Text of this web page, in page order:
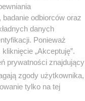
odbiorców oraz
danych
Ponieważ
„Akceptuję”.
prywatności znajdujący
zgody użytkownika,
tylko na tej